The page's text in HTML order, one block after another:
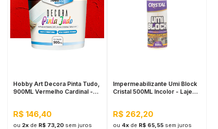
Hobby Art Decora Pinta Tudo,
900ML Vermelho Cardinal -
R$ 146,40
ou 2xde R$ 73,20 sem juros
Impermeabilizante Umi Block
Cristal 500ML Incolor - Lajes e
R$ 262,20
ou 4xde R$ 65,55 sem juros